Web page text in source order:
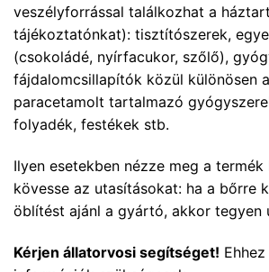
veszélyforrással találkozhat a
tájékoztatónkat): tisztítószerek,
(csokoládé, nyírfacukor, szőlő),
fájdalomcsillapítók közül különösen
paracetamolt tartalmazó
folyadék, festékek stb.
Ilyen esetekben nézze meg a termék
kövesse az utasításokat: ha a bőrre
öblítést ajánl a gyártó, akkor tegyen
Kérjen állatorvosi segítséget!